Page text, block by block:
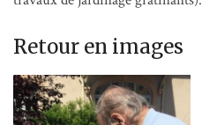
Retour en images